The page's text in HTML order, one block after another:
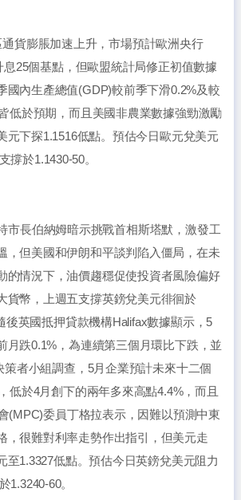
膨脹加速上升，市場預計歐洲央行
息25個基點，但歐盟統計局修正初值數據
國內生產總值(GDP)較前季下滑0.2%及較
低於預期，而且美國非農業數據強勁激勵
元下探1.1516低點。預估今日歐元兌美元
撐於1.1430-50。
長伯納姆暗示挑戰首相斯塔默，激發工
，但美國和伊朗和平談判陷入僵局，在未
的情況下，油價趨穩促使投資者風險偏好
貨幣，上週五支撐英鎊兌美元徘徊於
後英國抵押貸款機構Halifax數據顯示，5
月跌0.1%，為連續第三個月環比下跌，並
策者小組調查，5月企業預計未來十二個
低於4月創下的兩年多來高點4.4%，而且
(MPC)委員丁格拉表示，因難以預測中東
，很難對利率走勢作出指引，但美元走
至1.3327低點。預估今日英鎊兌美元阻力
1.3240-60。